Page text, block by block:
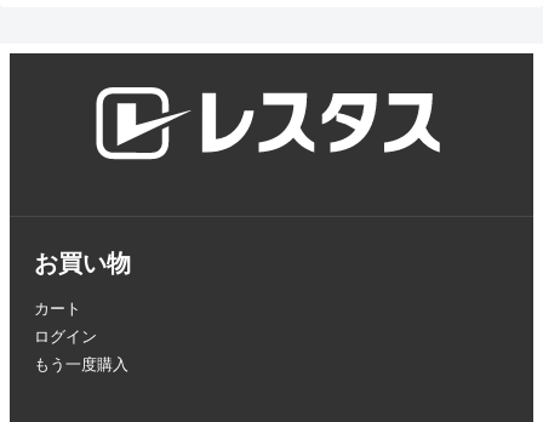
お買い物
カート
ログイン
もう一度購入